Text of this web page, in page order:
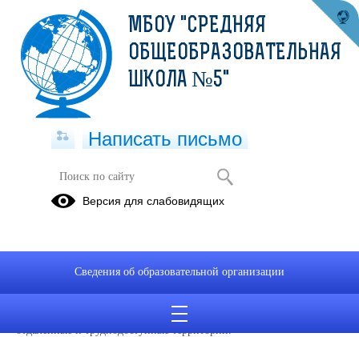
Профминимум
Профориентационный минимум– единый универсальный
минимальный набор
профориентационных практик и
инструментов для проведения мероприятий по профессиональной
ориентации обучающихся во всех субъектах РФ, включая
отдаленные и труднодоступные территории.
МБОУ "СРЕДНЯЯ
ОБЩЕОБРАЗОВАТЕЛЬНАЯ
ШКОЛА №5"
Написать письмо
Версия для слабовидящих
Сведения об образовательной организации